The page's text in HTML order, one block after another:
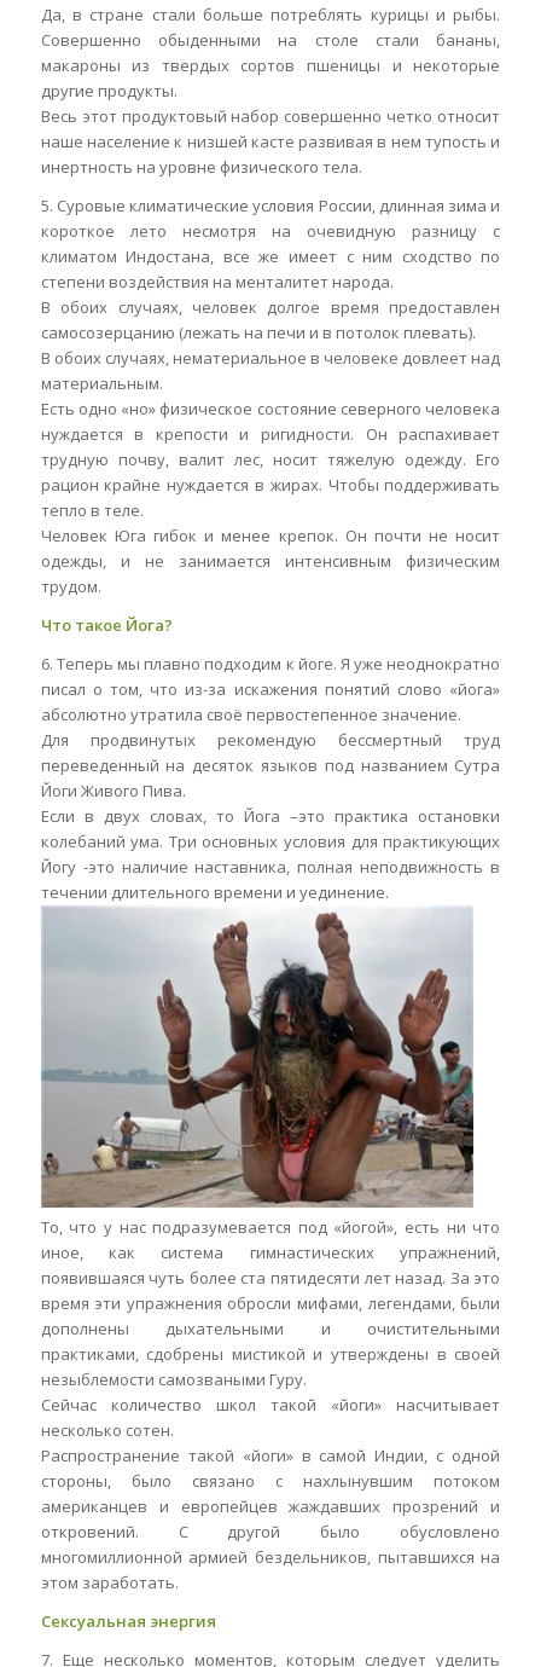
Да, в стране стали больше потреблять курицы и рыбы.
Совершенно обыденными на столе стали бананы,
макароны из твердых сортов пшеницы и некоторые
другие продукты.
Весь этот продуктовый набор совершенно четко относит
наше население к низшей касте развивая в нем тупость и
инертность на уровне физического тела.
5. Суровые климатические условия России, длинная зима и
короткое лето несмотря на очевидную разницу с
климатом Индостана, все же имеет с ним сходство по
степени воздействия на менталитет народа.
В обоих случаях, человек долгое время предоставлен
самосозерцанию (лежать на печи и в потолок плевать).
В обоих случаях, нематериальное в человеке довлеет над
материальным.
Есть одно «но» физическое состояние северного человека
нуждается в крепости и ригидности. Он распахивает
трудную почву, валит лес, носит тяжелую одежду. Его
рацион крайне нуждается в жирах. Чтобы поддерживать
тепло в теле.
Человек Юга гибок и менее крепок. Он почти не носит
одежды, и не занимается интенсивным физическим
трудом.
Что такое Йога?
6. Теперь мы плавно подходим к йоге. Я уже неоднократно
писал о том, что из-за искажения понятий слово «йога»
абсолютно утратила своё первостепенное значение.
Для продвинутых рекомендую бессмертный труд
переведенный на десяток языков под названием Сутра
Йоги Живого Пива.
Если в двух словах, то Йога –это практика остановки
колебаний ума. Три основных условия для практикующих
Йогу -это наличие наставника, полная неподвижность в
течении длительного времени и уединение.
То, что у нас подразумевается под «йогой», есть ни что
иное, как система гимнастических упражнений,
появившаяся чуть более ста пятидесяти лет назад. За это
время эти упражнения обросли мифами, легендами, были
дополнены дыхательными и очистительными
практиками, сдобрены мистикой и утверждены в своей
незыблемости самозваными Гуру.
Сейчас количество школ такой «йоги» насчитывает
несколько сотен.
Распространение такой «йоги» в самой Индии, с одной
стороны, было связано с нахлынувшим потоком
американцев и европейцев жаждавших прозрений и
откровений. С другой было обусловлено
многомиллионной армией бездельников, пытавшихся на
этом заработать.
Сексуальная энергия
7. Еще несколько моментов, которым следует уделить